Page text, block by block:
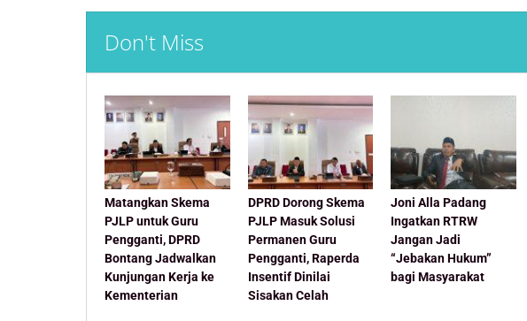
Don't Miss
Matangkan Skema
PJLP untuk Guru
Pengganti, DPRD
Bontang Jadwalkan
Kunjungan Kerja ke
Kementerian
DPRD Dorong Skema
PJLP Masuk Solusi
Permanen Guru
Pengganti, Raperda
Insentif Dinilai
Sisakan Celah
Joni Alla Padang
Ingatkan RTRW
Jangan Jadi
“Jebakan Hukum”
bagi Masyarakat